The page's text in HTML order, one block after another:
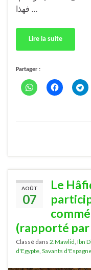
فهذا …
Lire la suite
Partager :
AOÛT
07
Le
(rapporté
Classé dans 2.Mawlid, Ibn
d'Egypte, Savants